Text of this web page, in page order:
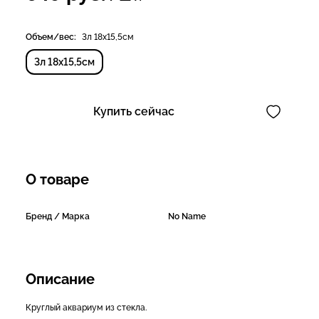
Объем/вес: 3л 18х15,5см
3л 18х15,5см
Купить сейчас
О товаре
Бренд / Марка No Name
Описание
Круглый аквариум из стекла.